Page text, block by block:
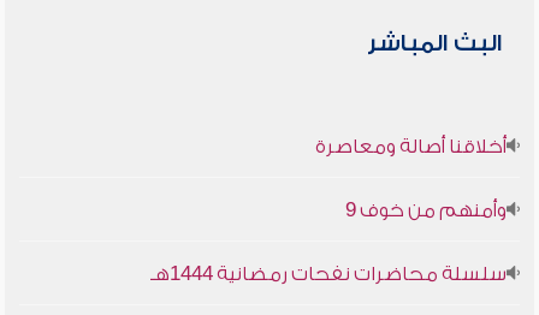
البث المباشر
أخلاقنا أصالة ومعاصرة
وأمنهم من خوف 9
سلسلة محاضرات نفحات رمضانية 1444هـ